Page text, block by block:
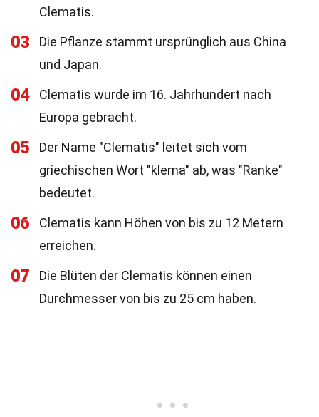
Clematis.
03
Die Pflanze stammt ursprünglich aus China
und Japan.
04
Clematis wurde im 16. Jahrhundert nach
Europa gebracht.
05
Der Name "Clematis" leitet sich vom
griechischen Wort "klema" ab, was "Ranke"
bedeutet.
06
Clematis kann Höhen von bis zu 12 Metern
erreichen.
07
Die Blüten der Clematis können einen
Durchmesser von bis zu 25 cm haben.